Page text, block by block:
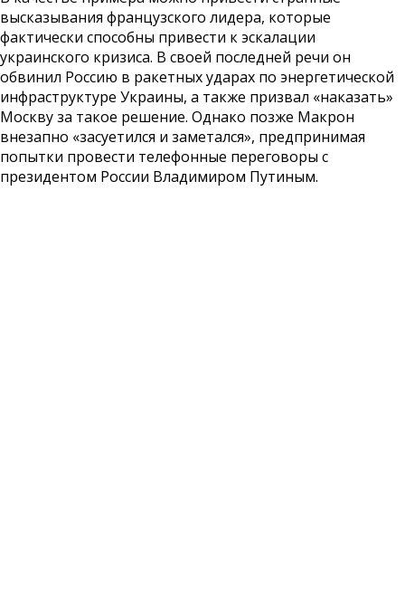
высказывания французского лидера, которые
фактически способны привести к эскалации
украинского кризиса. В своей последней речи он
обвинил Россию в ракетных ударах по энергетической
инфраструктуре Украины, а также призвал «наказать»
Москву за такое решение. Однако позже Макрон
внезапно «засуетился и заметался», предпринимая
попытки провести телефонные переговоры с
президентом России Владимиром Путиным.